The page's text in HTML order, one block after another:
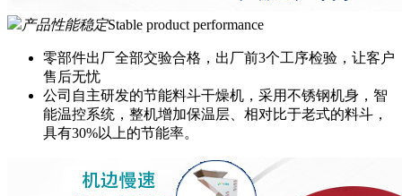
产品性能稳定Stable product performance
零部件出厂全部交验合格，出厂前3个工序检验，让客户
售后无忧
公司自主研发的节能料斗干燥机，采用不锈钢机身，智
能温控系统，整机增加保温层、相对比于老式的料斗，
具有30%以上的节能率。